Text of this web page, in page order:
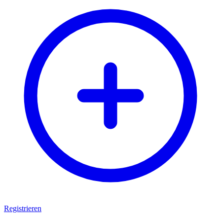
Registrieren